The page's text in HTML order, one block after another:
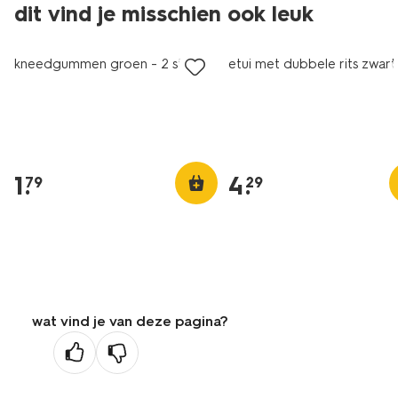
dit vind je misschien ook leuk
kneedgummen groen - 2 stuks
1.
79
etui met dubbele rits zwart
4.
29
wat vind je van deze pagina?